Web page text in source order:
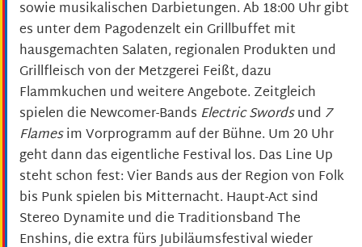
sowie musikalischen Darbietungen. Ab 18:00 Uhr gibt
es unter dem Pagodenzelt ein Grillbuffet mit
hausgemachten Salaten, regionalen Produkten und
Grillfleisch von der Metzgerei Feißt, dazu
Flammkuchen und weitere Angebote. Zeitgleich
spielen die Newcomer-Bands Electric Swordsund 7
Flamesim Vorprogramm auf der Bühne. Um 20 Uhr
geht dann das eigentliche Festival los. Das Line Up
steht schon fest: Vier Bands aus der Region von Folk
bis Punk spielen bis Mitternacht. Haupt-Act sind
Stereo Dynamite und die Traditionsband The
Enshins, die extra fürs Jubiläumsfestival wieder